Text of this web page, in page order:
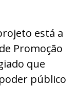
está a
Promoção
que
público